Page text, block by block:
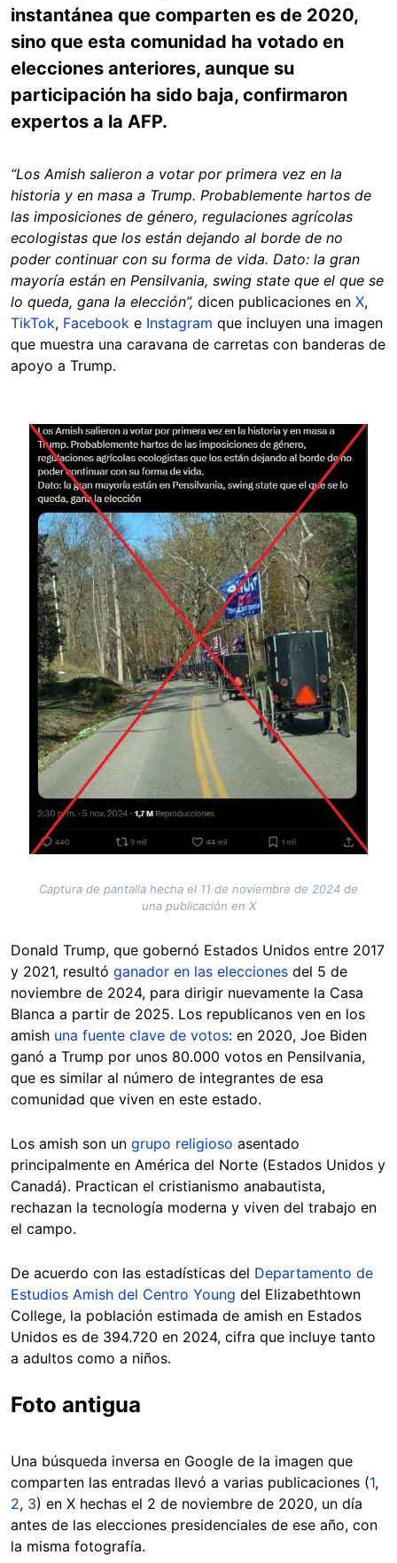
instantánea que comparten es de 2020,
sino que esta comunidad ha votado en
elecciones anteriores, aunque su
participación ha sido baja, confirmaron
expertos a la AFP.
“Los Amish salieron a votar por primera vez en la
historia y en masa a Trump. Probablemente hartos de
las imposiciones de género, regulaciones agrícolas
ecologistas que los están dejando al borde de no
poder continuar con su forma de vida. Dato: la gran
mayoría están en Pensilvania, swing state que el que se
lo queda, gana la elección”, dicen publicaciones en X,
TikTok, Facebook e Instagram que incluyen una imagen
que muestra una caravana de carretas con banderas de
apoyo a Trump.
Image
Captura de pantalla hecha el 11 de noviembre de 2024 de
una publicación en X
Donald Trump, que gobernó Estados Unidos entre 2017
y 2021, resultó ganador en las elecciones del 5 de
noviembre de 2024, para dirigir nuevamente la Casa
Blanca a partir de 2025. Los republicanos ven en los
amish una fuente clave de votos: en 2020, Joe Biden
ganó a Trump por unos 80.000 votos en Pensilvania,
que es similar al número de integrantes de esa
comunidad que viven en este estado.
Los amish son un grupo religioso asentado
principalmente en América del Norte (Estados Unidos y
Canadá). Practican el cristianismo anabautista,
rechazan la tecnología moderna y viven del trabajo en
el campo.
De acuerdo con las estadísticas del Departamento de
Estudios Amish del Centro Young del Elizabethtown
College, la población estimada de amish en Estados
Unidos es de 394.720 en 2024, cifra que incluye tanto
a adultos como a niños.
Foto antigua
Una búsqueda inversa en Google de la imagen que
comparten las entradas llevó a varias publicaciones (1,
2, 3) en X hechas el 2 de noviembre de 2020, un día
antes de las elecciones presidenciales de ese año, con
la misma fotografía.